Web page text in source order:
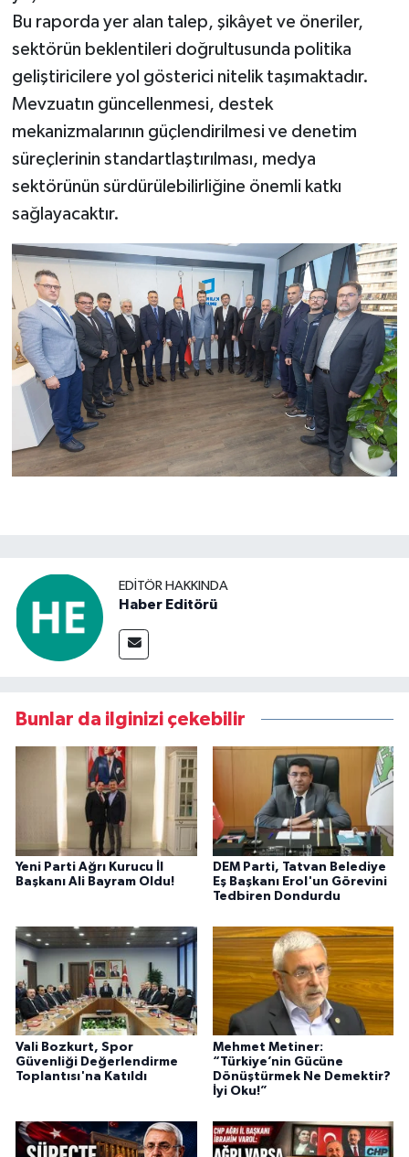
Bu raporda yer alan talep, şikâyet ve öneriler,
sektörün beklentileri doğrultusunda politika
geliştiricilere yol gösterici nitelik taşımaktadır.
Mevzuatın güncellenmesi, destek
mekanizmalarının güçlendirilmesi ve denetim
süreçlerinin standartlaştırılması, medya
sektörünün sürdürülebilirliğine önemli katkı
sağlayacaktır.
EDITÖR HAKKINDA
Haber Editörü
Bunlar da ilginizi çekebilir
Yeni Parti Ağrı Kurucu İl
Başkanı Ali Bayram Oldu!
DEM Parti, Tatvan Belediye
Eş Başkanı Erol'un Görevini
Tedbiren Dondurdu
Vali Bozkurt, Spor
Güvenliği Değerlendirme
Toplantısı'na Katıldı
Mehmet Metiner:
“Türkiye’nin Gücüne
Dönüştürmek Ne Demektir?
İyi Oku!”